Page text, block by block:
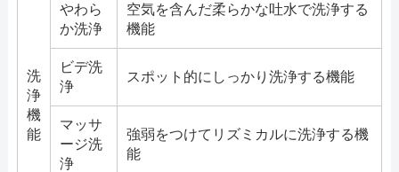
洗
浄
機
能
やわら
か洗浄
空気を含んだ柔らかな吐水で洗浄する
機能
ビデ洗
浄
スポット的にしっかり洗浄する機能
マッサ
ージ洗
浄
強弱をつけてリズミカルに洗浄する機
能